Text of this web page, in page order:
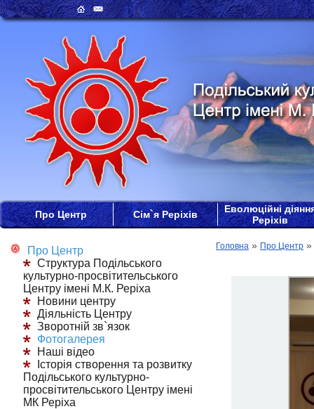
Про Центр Сім`я Реріхів
Еволюційні
Реріхів
Про Центр
Структура Подільського
культурно-просвітительського
Центру імені М.К. Реріха
Новини центру
Діяльність Центру
Зворотній зв`язок
Фотогалерея
Наші відео
Історія створення та розвитку
Подільського культурно-
просвітительського Центру імені
МК Реріха
Головна » Про Центр »